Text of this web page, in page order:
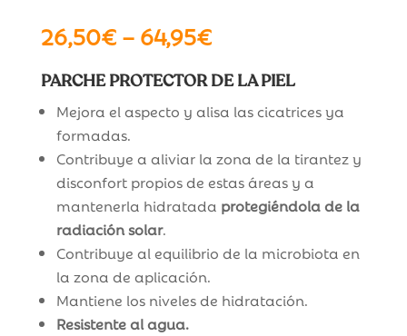
26,50€– 64,95€
PARCHE PROTECTOR DE LA PIEL
Mejora el aspecto y alisa las cicatrices ya
formadas.
Contribuye a aliviar la zona de la tirantez y
disconfort propios de estas áreas y a
mantenerla hidratada protegiéndola de la
radiación solar.
Contribuye al equilibrio de la microbiota en
la zona de aplicación.
Mantiene los niveles de hidratación.
Resistente al agua.